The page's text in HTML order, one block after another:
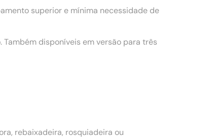
superior e mínima necessidade de
disponíveis em versão para três
rebaixadeira, rosquiadeira ou